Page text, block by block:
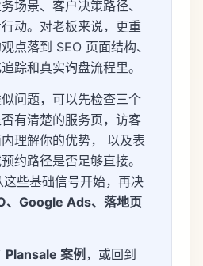
场景、客户决策路径、
动。对老板来说，更重
点落到 SEO 页面结构、
踪和真实询盘流程里。
问题，可以先检查三个
有清楚的服务页，访客
理解你的优势， 以及表
约路径是否足够直接。
些基础信号开始，再决
、Google Ads、落地页
Plansale 案例 ，或回到